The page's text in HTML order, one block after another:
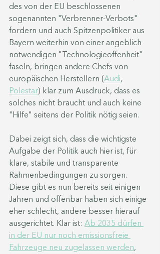
des von der EU beschlossenen
sogenannten "Verbrenner-Verbots"
fordern und auch Spitzenpolitiker aus
Bayern weiterhin von einer angeblich
notwendigen "Technologieoffenheit"
faseln, bringen andere Chefs von
europäischen Herstellern (Audi,
Polestar) klar zum Ausdruck, dass es
solches nicht braucht und auch keine
"Hilfe" seitens der Politik nötig seien.
Dabei zeigt sich, dass die wichtigste
Aufgabe der Politik auch hier ist, für
klare, stabile und transparente
Rahmenbedingungen zu sorgen.
Diese gibt es nun bereits seit einigen
Jahren und offenbar haben sich einige
eher schlecht, andere besser hierauf
ausgerichtet. Klar ist: Ab 2035 dürfen
in der EU nur noch emissionsfreie
Fahrzeuge neu zugelassen werden,